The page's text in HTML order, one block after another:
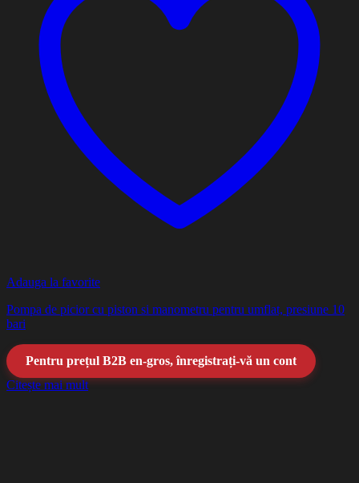
Adauga la favorite
Pompa de picior cu piston si manometru pentru umflat, presiune 10
bari
Pentru prețul B2B en-gros, înregistrați-vă un cont
Citește mai mult